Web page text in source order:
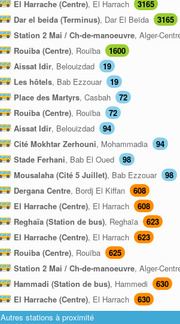
El Harrache (Centre), El Harrach
3165
Dar el beida (Terminus), Dar El Beïda
3165
Station 2 Mai / Ch-de-manoeuvre, Alger-
Rouiba (Centre), Rouïba
1600
Aissat Idir, Belouizdad
19
Les hôtels, Bab Ezzouar
19
Place des Martyrs, Casbah
72
Rouiba (Centre), Rouïba
72
Aissat Idir, Belouizdad
94
Cité Mokhtar Zerhouni, Mohammadia
94
Stade Ferhani, Bab El Oued
98
Mousalaha (Cité 5 Juillet), Bab Ezzouar
98
Dergana Centre, Bordj El Kiffan
608
El Harrache (Centre), El Harrach
608
Reghaïa (Station de bus), Reghaïa
623
El Harrache (Centre), El Harrach
623
Rouiba (Centre), Rouïba
625
Station 2 Mai / Ch-de-manoeuvre, Alger-
Hammadi (Station de bus), Hammedi
630
El Harrache (Centre), El Harrach
630
Autres stations à proximité